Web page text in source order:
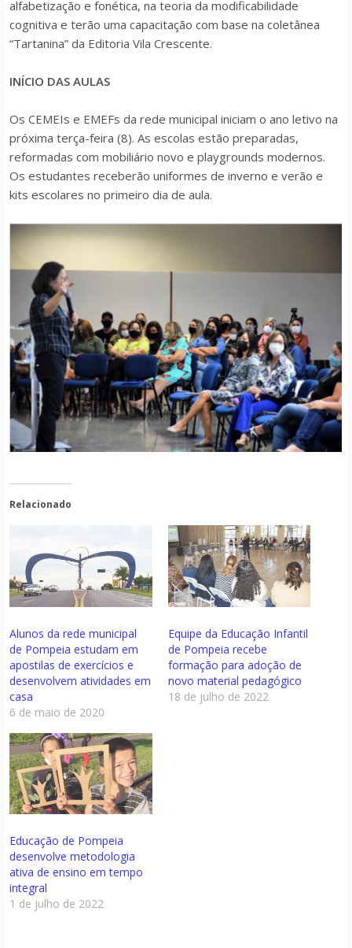
alfabetização e fonética, na teoria da modificabilidade
cognitiva e terão uma capacitação com base na coletânea
“Tartanina” da Editoria Vila Crescente.
INÍCIO DAS AULAS
Os CEMEIs e EMEFs da rede municipal iniciam o ano letivo na
próxima terça-feira (8). As escolas estão preparadas,
reformadas com mobiliário novo e playgrounds modernos.
Os estudantes receberão uniformes de inverno e verão e
kits escolares no primeiro dia de aula.
Relacionado
Alunos da rede municipal
de Pompeia estudam em
apostilas de exercícios e
desenvolvem atividades em
casa
6 de maio de 2020
Equipe da Educação Infantil
de Pompeia recebe
formação para adoção de
novo material pedagógico
18 de julho de 2022
Educação de Pompeia
desenvolve metodologia
ativa de ensino em tempo
integral
1 de julho de 2022